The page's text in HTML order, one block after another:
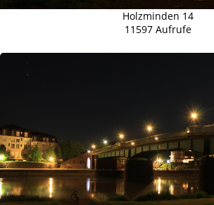
Holzminden 14
11597 Aufrufe